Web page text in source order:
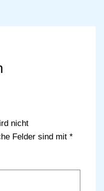
nicht
Felder sind mit *